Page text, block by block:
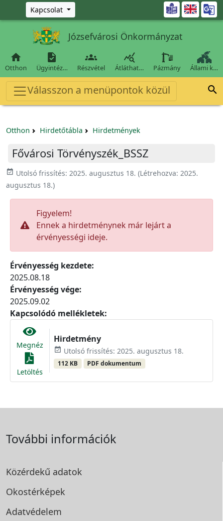
Ugrás a fő tartalomra
Kapcsolat 
Józsefvárosi Önkormányzat

Otthon

Ügyintéz…

Részvétel

Átláthat… Pázmány Állami k…
Válasszon a menüpontok közül 
Otthon Hirdetőtábla Hirdetmények
Fővárosi Törvényszék_BSSZ
event_available Utolsó frissítés: 2025. augusztus 18. (Létrehozva: 2025.
augusztus 18.)
Figyelem!
Ennek a hirdetménynek már lejárt a
érvényességi ideje.
Érvényesség kezdete:
2025.08.18
Érvényesség vége:
2025.09.02
Kapcsolódó mellékletek:
Megnéz
Letöltés
Hirdetmény
event_available Utolsó frissítés: 2025. augusztus 18.
112 KB PDF dokumentum
További információk
Közérdekű adatok
Okostérképek
Adatvédelem